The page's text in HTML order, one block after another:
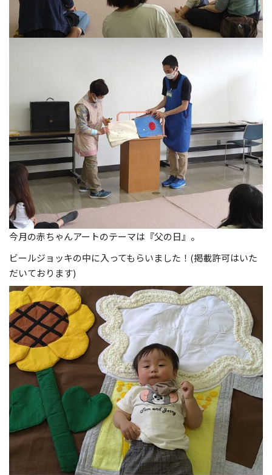
今月の赤ちゃんアートのテーマは『父の日』。
ビールジョッキの中に入ってもらいました！(掲載許可はいた
だいております)